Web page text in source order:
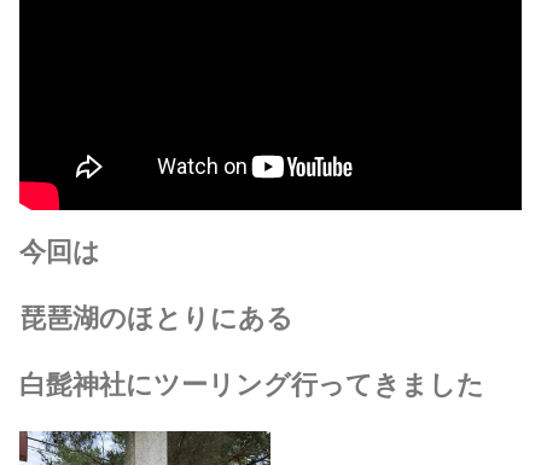
今回は
琵琶湖のほとりにある
白髭神社にツーリング行ってきました